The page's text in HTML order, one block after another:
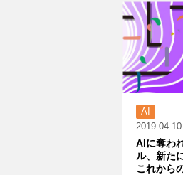
AI
AIに奪わ
ル、新た
これから